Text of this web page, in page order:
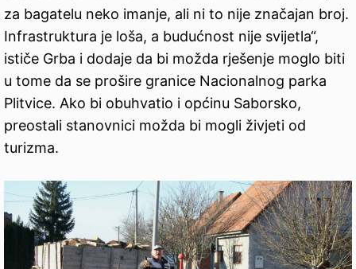
za bagatelu neko imanje, ali ni to nije značajan broj.
Infrastruktura je loša, a budućnost nije svijetla“,
ističe Grba i dodaje da bi možda rješenje moglo biti
u tome da se prošire granice Nacionalnog parka
Plitvice. Ako bi obuhvatio i općinu Saborsko,
preostali stanovnici možda bi mogli živjeti od
turizma.